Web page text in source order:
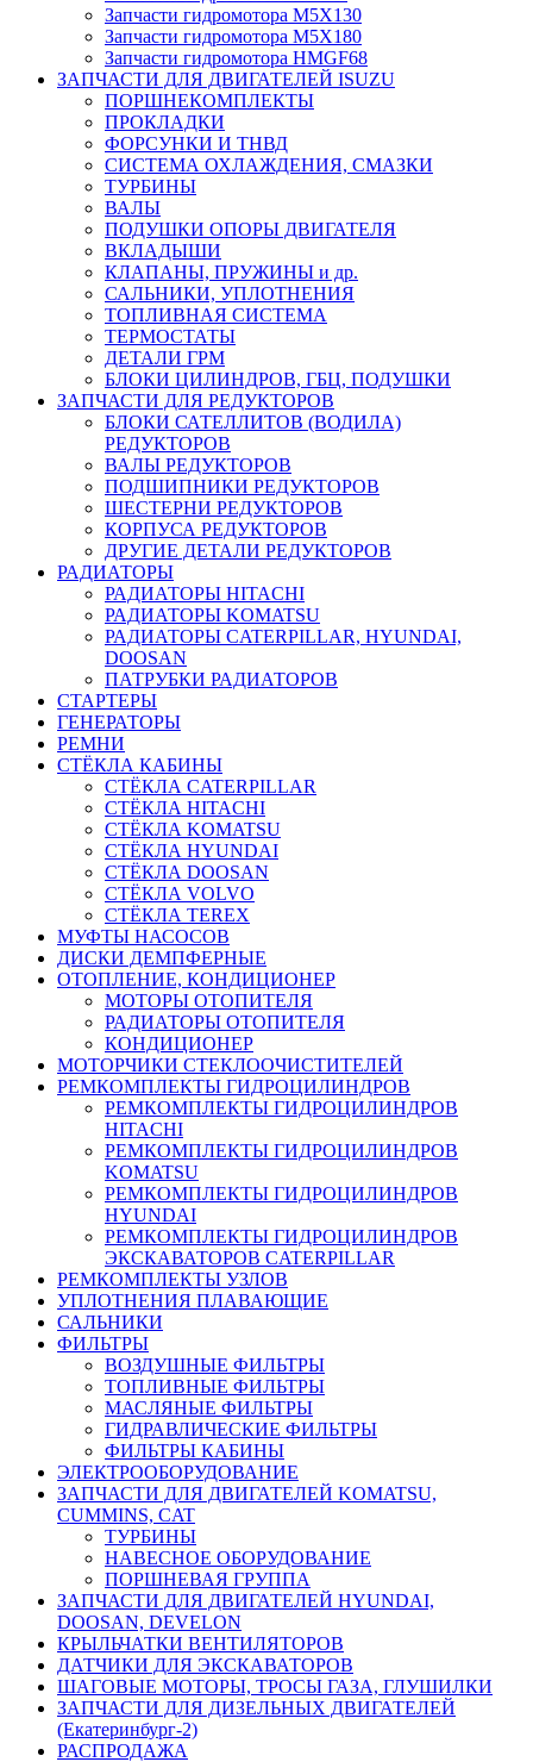
Запчасти гидромотора M5X130
Запчасти гидромотора M5X180
Запчасти гидромотора HMGF68
ЗАПЧАСТИ ДЛЯ ДВИГАТЕЛЕЙ ISUZU
ПОРШНЕКОМПЛЕКТЫ
ПРОКЛАДКИ
ФОРСУНКИ И ТНВД
СИСТЕМА ОХЛАЖДЕНИЯ, СМАЗКИ
ТУРБИНЫ
ВАЛЫ
ПОДУШКИ ОПОРЫ ДВИГАТЕЛЯ
ВКЛАДЫШИ
КЛАПАНЫ, ПРУЖИНЫ и др.
САЛЬНИКИ, УПЛОТНЕНИЯ
ТОПЛИВНАЯ СИСТЕМА
ТЕРМОСТАТЫ
ДЕТАЛИ ГРМ
БЛОКИ ЦИЛИНДРОВ, ГБЦ, ПОДУШКИ
ЗАПЧАСТИ ДЛЯ РЕДУКТОРОВ
БЛОКИ САТЕЛЛИТОВ (ВОДИЛА)
РЕДУКТОРОВ
ВАЛЫ РЕДУКТОРОВ
ПОДШИПНИКИ РЕДУКТОРОВ
ШЕСТЕРНИ РЕДУКТОРОВ
КОРПУСА РЕДУКТОРОВ
ДРУГИЕ ДЕТАЛИ РЕДУКТОРОВ
РАДИАТОРЫ
РАДИАТОРЫ HITACHI
РАДИАТОРЫ KOMATSU
РАДИАТОРЫ CATERPILLAR, HYUNDAI,
DOOSAN
ПАТРУБКИ РАДИАТОРОВ
СТАРТЕРЫ
ГЕНЕРАТОРЫ
РЕМНИ
СТЁКЛА КАБИНЫ
СТЁКЛА CATERPILLAR
СТЁКЛА HITACHI
СТЁКЛА KOMATSU
СТЁКЛА HYUNDAI
СТЁКЛА DOOSAN
СТЁКЛА VOLVO
СТЁКЛА TEREX
МУФТЫ НАСОСОВ
ДИСКИ ДЕМПФЕРНЫЕ
ОТОПЛЕНИЕ, КОНДИЦИОНЕР
МОТОРЫ ОТОПИТЕЛЯ
РАДИАТОРЫ ОТОПИТЕЛЯ
КОНДИЦИОНЕР
МОТОРЧИКИ СТЕКЛООЧИСТИТЕЛЕЙ
РЕМКОМПЛЕКТЫ ГИДРОЦИЛИНДРОВ
РЕМКОМПЛЕКТЫ ГИДРОЦИЛИНДРОВ
HITACHI
РЕМКОМПЛЕКТЫ ГИДРОЦИЛИНДРОВ
KOMATSU
РЕМКОМПЛЕКТЫ ГИДРОЦИЛИНДРОВ
HYUNDAI
РЕМКОМПЛЕКТЫ ГИДРОЦИЛИНДРОВ
ЭКСКАВАТОРОВ CATERPILLAR
РЕМКОМПЛЕКТЫ УЗЛОВ
УПЛОТНЕНИЯ ПЛАВАЮЩИЕ
САЛЬНИКИ
ФИЛЬТРЫ
ВОЗДУШНЫЕ ФИЛЬТРЫ
ТОПЛИВНЫЕ ФИЛЬТРЫ
МАСЛЯНЫЕ ФИЛЬТРЫ
ГИДРАВЛИЧЕСКИЕ ФИЛЬТРЫ
ФИЛЬТРЫ КАБИНЫ
ЭЛЕКТРООБОРУДОВАНИЕ
ЗАПЧАСТИ ДЛЯ ДВИГАТЕЛЕЙ KOMATSU,
CUMMINS, CAT
ТУРБИНЫ
НАВЕСНОЕ ОБОРУДОВАНИЕ
ПОРШНЕВАЯ ГРУППА
ЗАПЧАСТИ ДЛЯ ДВИГАТЕЛЕЙ HYUNDAI,
DOOSAN, DEVELON
КРЫЛЬЧАТКИ ВЕНТИЛЯТОРОВ
ДАТЧИКИ ДЛЯ ЭКСКАВАТОРОВ
ШАГОВЫЕ МОТОРЫ, ТРОСЫ ГАЗА, ГЛУШИЛКИ
ЗАПЧАСТИ ДЛЯ ДИЗЕЛЬНЫХ ДВИГАТЕЛЕЙ
(Екатеринбург-2)
РАСПРОДАЖА